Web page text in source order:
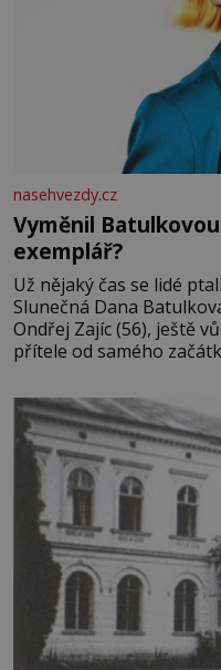
nasehvezdy.cz
Vyměnil
exemplář?
Už nějaký čas se lidé
Slunečná Dana
Ondřej Zajíc (56), ještě vůbec spolu.
přítele od samého